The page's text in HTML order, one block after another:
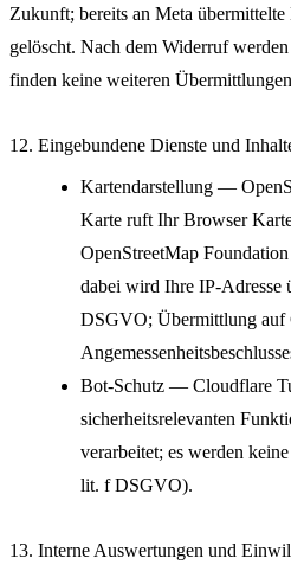
Zukunft; bereits an Meta
gelöscht. Nach dem Widerruf
finden keine weiteren
12. Eingebundene Dienste und
Kartendarstellung —
Karte ruft Ihr Browser
OpenStreetMap
dabei wird Ihre IP-Adresse
DSGVO; Übermittlung auf
Bot-Schutz — Cloudflare
sicherheitsrelevanten
verarbeitet; es werden
lit. f DSGVO).
13. Interne Auswertungen und